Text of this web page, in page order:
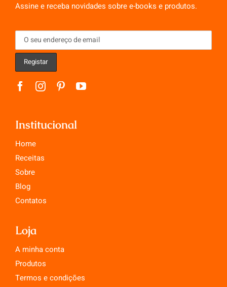
Assine e receba novidades sobre e-books e produtos.
Institucional
Home
Receitas
Sobre
Blog
Contatos
Loja
A minha conta
Produtos
Termos e condições